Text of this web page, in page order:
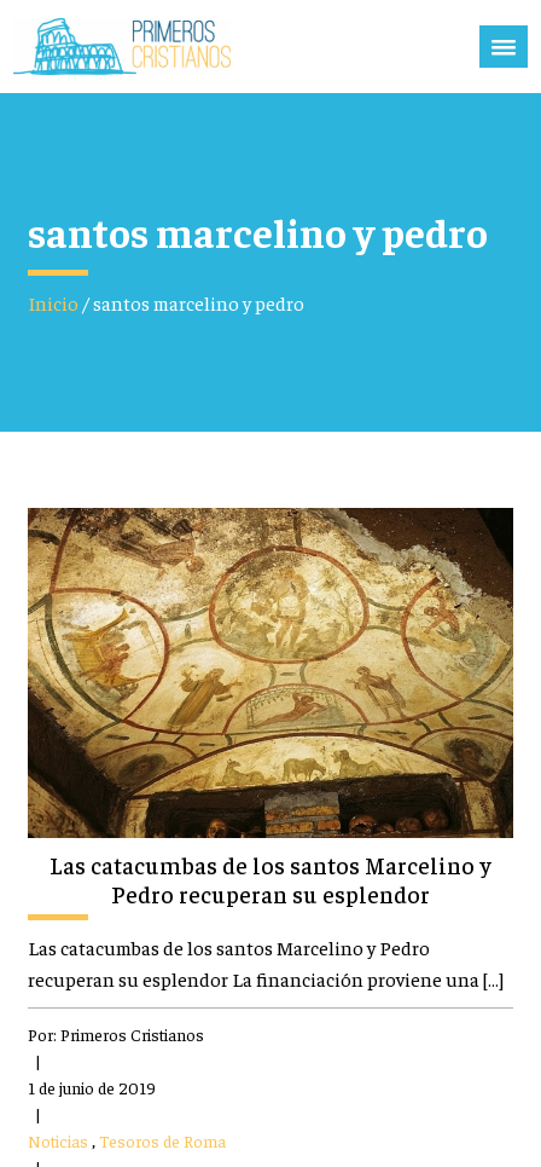
santos marcelino y pedro
Inicio/santos marcelino y pedro
Las catacumbas de los santos Marcelino y
Pedro recuperan su esplendor
Las catacumbas de los santos Marcelino y Pedro
recuperan su esplendor La financiación proviene una […]
Por: Primeros Cristianos
|
1 de junio de 2019
|
Noticias ,Tesoros de Roma